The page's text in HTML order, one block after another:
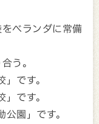
ベランダに常備
う。
です。
です。
園」です。